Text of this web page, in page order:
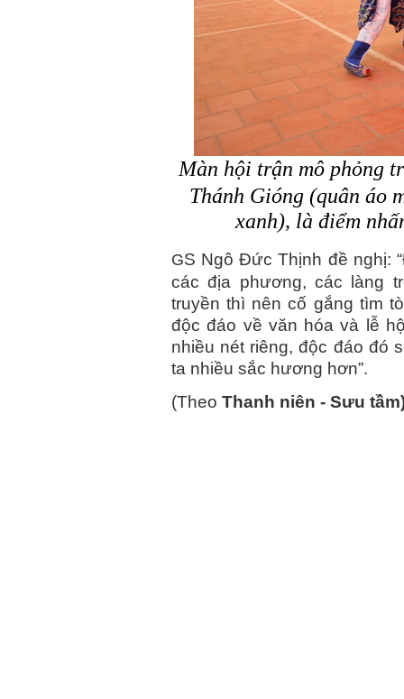
Màn hội trận mô phỏng
Thánh Gióng (quân áo
xanh), là điểm
GS Ngô Đức Thịnh đề nghị:
các địa phương, các làng
truyền thì nên cố gắng tìm
độc đáo về văn hóa và lễ
nhiều nét riêng, độc đáo đó
ta nhiều sắc hương hơn”.
(Theo Thanh niên - Sưu